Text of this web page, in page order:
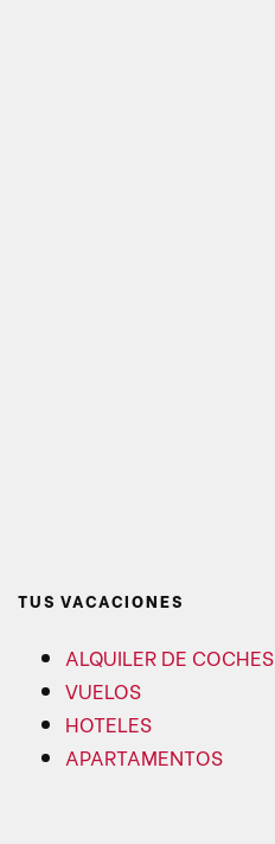
TUS VACACIONES
ALQUILER DE COCHES
VUELOS
HOTELES
APARTAMENTOS